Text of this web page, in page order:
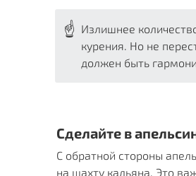
☝ Излишнее
курения. Но не
должен быть
Сделайте в
С обратной стороны
на шахту кальяна. Это